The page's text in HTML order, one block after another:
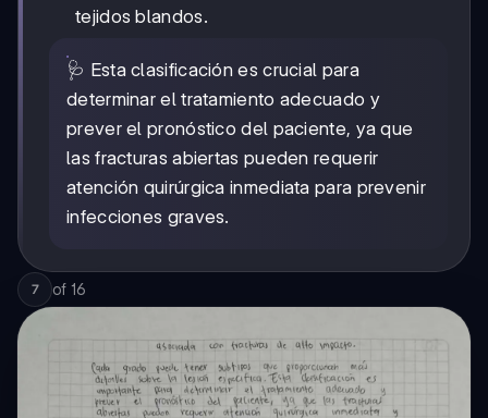
tejidos blandos.
🩺 Esta clasificación es crucial para
determinar el tratamiento adecuado y
prever el pronóstico del paciente, ya que
las fracturas abiertas pueden requerir
atención quirúrgica inmediata para prevenir
infecciones graves.
7 of 16